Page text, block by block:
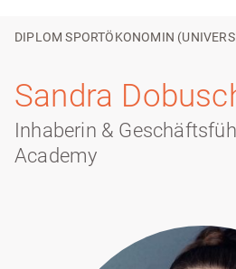
DIPLOM SPORTÖKONOMIN
Sandra
Inhaberin &
Academy